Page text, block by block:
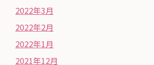
2022年3月
2022年2月
2022年1月
2021年12月